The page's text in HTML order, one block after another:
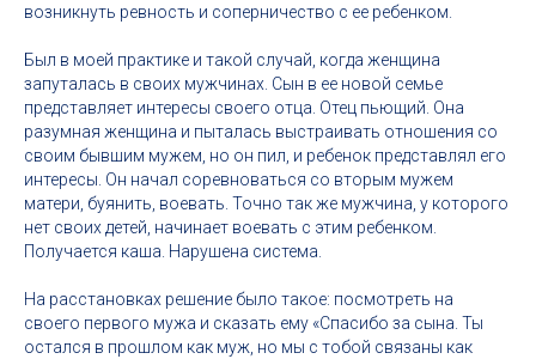
возникнуть ревность и соперничество с ее ребенком.
Был в моей практике и такой случай, когда женщина
запуталась в своих мужчинах. Сын в ее новой семье
представляет интересы своего отца. Отец пьющий. Она
разумная женщина и пыталась выстраивать отношения со
своим бывшим мужем, но он пил, и ребенок представлял его
интересы. Он начал соревноваться со вторым мужем
матери, буянить, воевать. Точно так же мужчина, у которого
нет своих детей, начинает воевать с этим ребенком.
Получается каша. Нарушена система.
На расстановках решение было такое: посмотреть на
своего первого мужа и сказать ему «Спасибо за сына. Ты
остался в прошлом как муж, но мы с тобой связаны как